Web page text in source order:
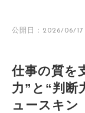
公開日：2026/06/17
仕事の質を
力”と“判断
ュースキン